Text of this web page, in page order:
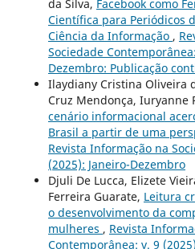
da Silva, Facebook como
Científica para Periódicos
Ciência da Informação ,
Sociedade
Dezembro: Publicação
Ilaydiany Cristina Oliveira
Cruz Mendonça, Iuryanne
cenário informacional
Brasil a partir de uma
Revista Informação na
(2025): Janeiro-Dezembro
Djuli De Lucca, Elizete
Ferreira Guarate, Leitura
o desenvolvimento da
mulheres , Revista
Contemporânea: v. 9